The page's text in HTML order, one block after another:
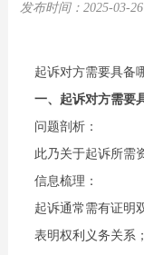
发布时间： 2025-03-26
起诉对方需要具备
一、起诉对方需要
问题剖析：
此乃关于起诉所需
信息梳理：
起诉通常需有证明
表明权利义务关系；